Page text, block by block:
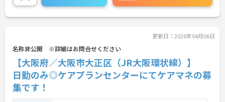
更新日：2026年04月06日
名称非公開 ※詳細はお問合せください
【大阪府／大阪市大正区（JR大阪環状線）】
日勤のみ◎ケアプランセンターにてケアマネの募
集です！